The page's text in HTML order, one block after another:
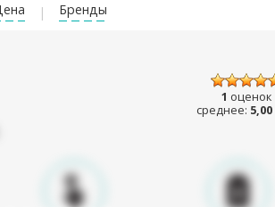
Бренды
1 оценок
среднее: 5,00